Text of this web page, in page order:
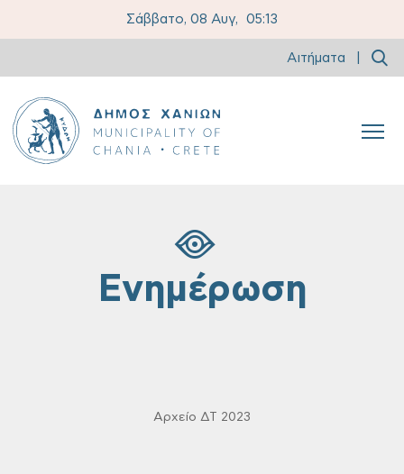
Σάββατο, 08 Αυγ, 05:13
Αιτήματα
Ενημέρωση
Αρχείο ΔΤ 2023